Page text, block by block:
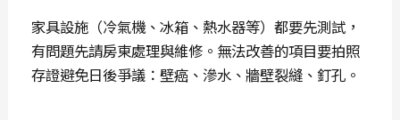
家具設施（冷氣機、冰箱、熱水器等）都要先測試，
有問題先請房東處理與維修。 無法改善的項目要拍照
存證避免日後爭議：壁癌、滲水、牆壁裂縫、釘孔。